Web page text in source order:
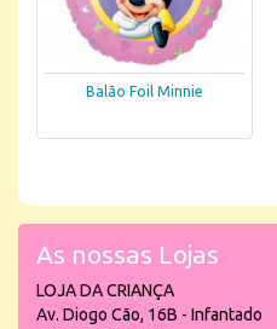
Balão Foil Minnie
As nossas Lojas
LOJA DA CRIANÇA
Av. Diogo Cão, 16B - Infantado